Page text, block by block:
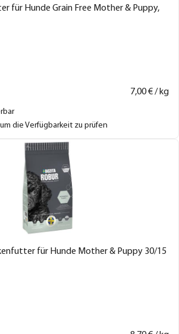
für Hunde Grain Free Mother & Puppy,
7,00€ / kg
die Verfügbarkeit zu prüfen
für Hunde Mother & Puppy 30/15